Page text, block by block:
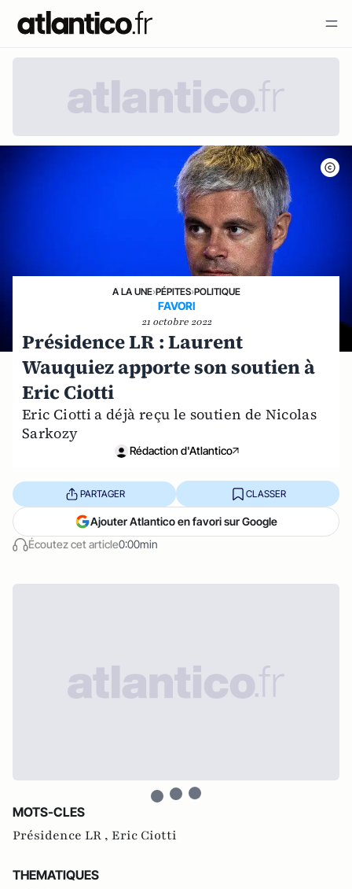
A LA UNE›PÉPITES›POLITIQUE
FAVORI
21 octobre 2022
Présidence LR : Laurent
Wauquiez apporte son soutien à
Eric Ciotti
Eric Ciotti a déjà reçu le soutien de Nicolas
Sarkozy
Rédaction d'Atlantico
Écoutez cet article0:00min
PARTAGER CLASSER
Ajouter Atlantico en favori sur Google
MOTS-CLES
Présidence LR , Eric Ciotti
THEMATIQUES